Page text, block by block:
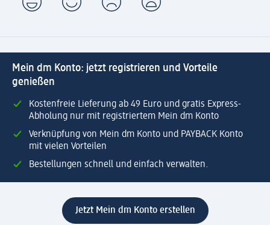
Mein dm Konto: jetzt registrieren und Vorteile
genießen
Kostenfreie Lieferung ab 49 Euro und gratis Express-
Abholung nur mit registriertem Mein dm Konto
Verknüpfung von Mein dm Konto und PAYBACK Konto
mit vielen Vorteilen
Bestellungen schnell und einfach verwalten.
Jetzt Mein dm Konto erstellen